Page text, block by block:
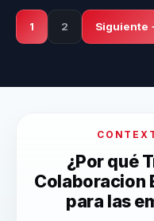
1 2 Siguiente
¿Por qué
Colaboracion
para las